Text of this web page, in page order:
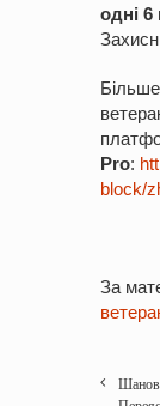
одні 6
Pro:
block/
За